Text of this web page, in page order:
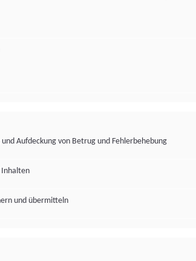
Aufdeckung von Betrug und Fehlerbehebung
Inhalten
und übermitteln